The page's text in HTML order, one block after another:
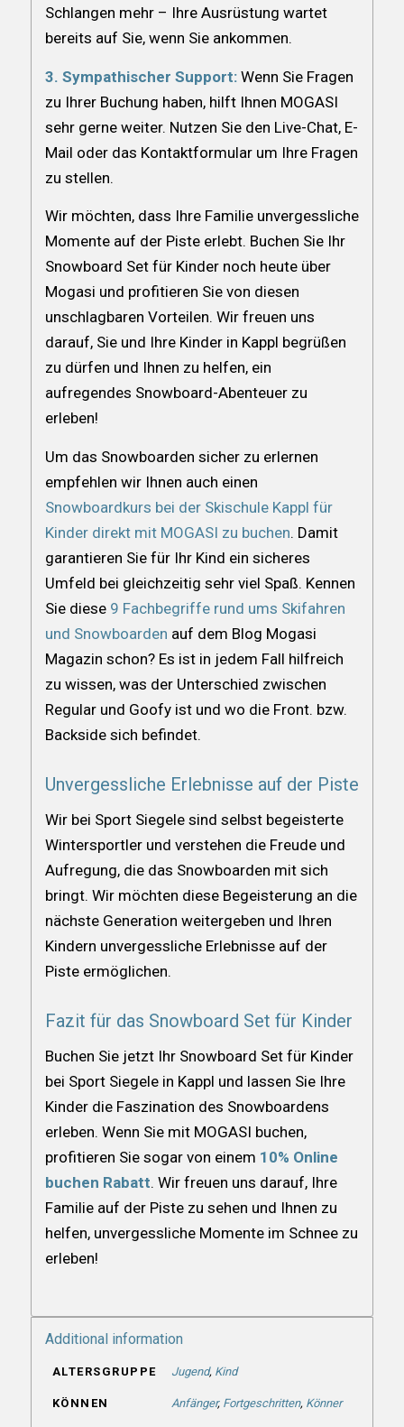
Schlangen mehr – Ihre Ausrüstung wartet
bereits auf Sie, wenn Sie ankommen.
3. Sympathischer Support:Wenn Sie Fragen
zu Ihrer Buchung haben, hilft Ihnen MOGASI
sehr gerne weiter. Nutzen Sie den Live-Chat, E-
Mail oder das Kontaktformular um Ihre Fragen
zu stellen.
Wir möchten, dass Ihre Familie unvergessliche
Momente auf der Piste erlebt. Buchen Sie Ihr
Snowboard Set für Kinder noch heute über
Mogasi und profitieren Sie von diesen
unschlagbaren Vorteilen. Wir freuen uns
darauf, Sie und Ihre Kinder in Kappl begrüßen
zu dürfen und Ihnen zu helfen, ein
aufregendes Snowboard-Abenteuer zu
erleben!
Um das Snowboarden sicher zu erlernen
empfehlen wir Ihnen auch einen
Snowboardkurs bei der Skischule Kappl für
Kinder direkt mit MOGASI zu buchen. Damit
garantieren Sie für Ihr Kind ein sicheres
Umfeld bei gleichzeitig sehr viel Spaß. Kennen
Sie diese 9 Fachbegriffe rund ums Skifahren
und Snowboarden auf dem Blog Mogasi
Magazin schon? Es ist in jedem Fall hilfreich
zu wissen, was der Unterschied zwischen
Regular und Goofy ist und wo die Front. bzw.
Backside sich befindet.
Unvergessliche Erlebnisse auf der Piste
Wir bei Sport Siegele sind selbst begeisterte
Wintersportler und verstehen die Freude und
Aufregung, die das Snowboarden mit sich
bringt. Wir möchten diese Begeisterung an die
nächste Generation weitergeben und Ihren
Kindern unvergessliche Erlebnisse auf der
Piste ermöglichen.
Fazit für das Snowboard Set für Kinder
Buchen Sie jetzt Ihr Snowboard Set für Kinder
bei Sport Siegele in Kappl und lassen Sie Ihre
Kinder die Faszination des Snowboardens
erleben. Wenn Sie mit MOGASI buchen,
profitieren Sie sogar von einem 10% Online
buchen Rabatt. Wir freuen uns darauf, Ihre
Familie auf der Piste zu sehen und Ihnen zu
helfen, unvergessliche Momente im Schnee zu
erleben!
Additional information
ALTERSGRUPPE Jugend, Kind
KÖNNEN Anfänger, Fortgeschritten, Könner